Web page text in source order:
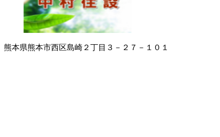
熊本県熊本市西区島崎２丁目３－２７－１０１